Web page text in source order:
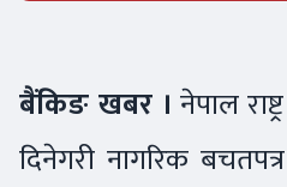
बैंकिङ खबर । नेपाल
दिनेगरी नागरिक